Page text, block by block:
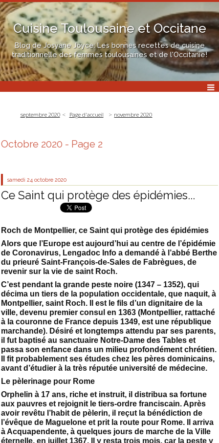
Cuisine Toulousaine et Occitane
Blog de Josyane Joyce: Les bonnes recettes de cuisine
traditionnelle des femmes toulousaines et de l'Occitanie!
septembre 2020 Page d'accueil novembre 2020
Octobre 2020 - Page 2
samedi 24 octobre 2020
Ce Saint qui protège des épidémies...
Roch de Montpellier, ce Saint qui protège des épidémies
Alors que l’Europe est aujourd’hui au centre de l’épidémie
de Coronavirus, Lengadoc Info a demandé à l’abbé Berthe
du prieuré Saint-François-de-Sales de Fabrègues, de
revenir sur la vie de saint Roch.
C’est pendant la grande peste noire (1347 – 1352), qui
décima un tiers de la population occidentale, que naquit, à
Montpellier, saint Roch. Il est le fils d’un dignitaire de la
ville, devenu premier consul en 1363 (Montpellier, rattaché
à la couronne de France depuis 1349, est une république
marchande). Désiré et longtemps attendu par ses parents,
il fut baptisé au sanctuaire Notre-Dame des Tables et
passa son enfance dans un milieu profondément chrétien.
Il fit probablement ses études chez les pères dominicains,
avant d’étudier à la très réputée université de médecine.
Le pèlerinage pour Rome
Orphelin à 17 ans, riche et instruit, il distribua sa fortune
aux pauvres et rejoignit le tiers-ordre franciscain. Après
avoir revêtu l’habit de pèlerin, il reçut la bénédiction de
l’évêque de Maguelone et prit la route pour Rome. Il arriva
à Acquapendente, à quelques jours de marche de la Ville
éternelle, en juillet 1367. Il y resta trois mois, car la peste y